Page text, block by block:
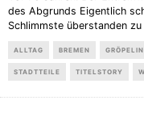
des Abgrunds Eigentlich
Schlimmste überstanden zu
ALLTAG BREMEN
STADTTEILE TITELSTORY